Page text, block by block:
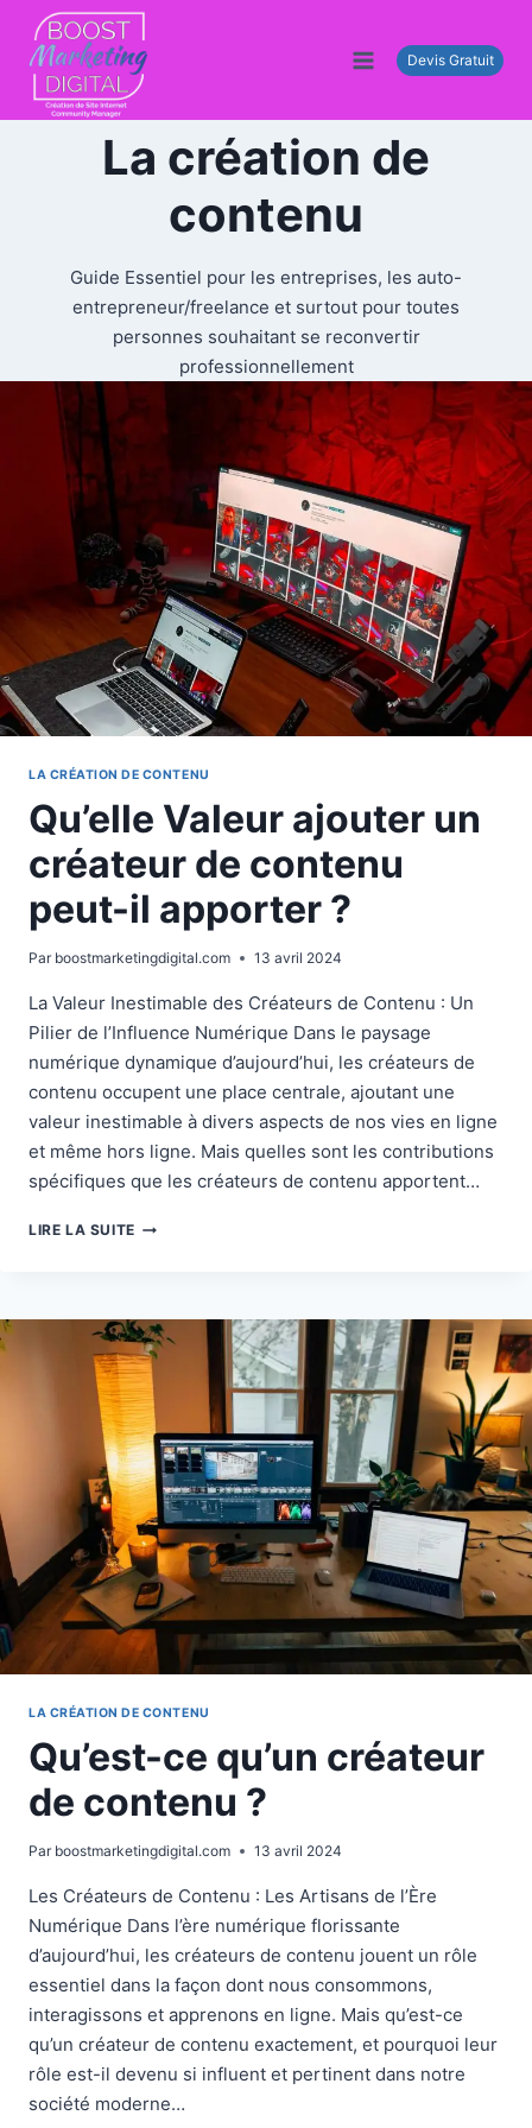
contenu
Devis Gratuit
La création de
contenu
Guide Essentiel pour les entreprises, les auto-
entrepreneur/freelance et surtout pour toutes
personnes souhaitant se reconvertir
professionnellement
LA CRÉATION DE CONTENU
Qu’elle Valeur ajouter un
créateur de contenu
peut-il apporter ?
Par boostmarketingdigital.com 13 avril 2024
La Valeur Inestimable des Créateurs de Contenu : Un
Pilier de l’Influence Numérique Dans le paysage
numérique dynamique d’aujourd’hui, les créateurs de
contenu occupent une place centrale, ajoutant une
valeur inestimable à divers aspects de nos vies en ligne
et même hors ligne. Mais quelles sont les contributions
spécifiques que les créateurs de contenu apportent…
LIRE LA SUITEQU’ELLE
CRÉATEUR
DE
CONTENU
PEUT-
IL
APPORTER ?
LA CRÉATION DE CONTENU
Qu’est-ce qu’un créateur
de contenu ?
Par boostmarketingdigital.com 13 avril 2024
Les Créateurs de Contenu : Les Artisans de l’Ère
Numérique Dans l’ère numérique florissante
d’aujourd’hui, les créateurs de contenu jouent un rôle
essentiel dans la façon dont nous consommons,
interagissons et apprenons en ligne. Mais qu’est-ce
qu’un créateur de contenu exactement, et pourquoi leur
rôle est-il devenu si influent et pertinent dans notre
société moderne…